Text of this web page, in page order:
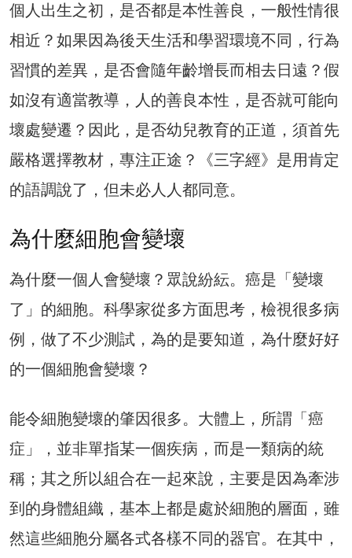
個人出生之初，是否都是本性善良，一般性情很
相近？如果因為後天生活和學習環境不同，行為
習慣的差異，是否會隨年齡增長而相去日遠？假
如沒有適當教導，人的善良本性，是否就可能向
壞處變遷？因此，是否幼兒教育的正道，須首先
嚴格選擇教材，專注正途？《三字經》是用肯定
的語調說了，但未必人人都同意。
為什麼細胞會變壞
為什麼一個人會變壞？眾說紛紜。癌是「變壞
了」的細胞。科學家從多方面思考，檢視很多病
例，做了不少測試，為的是要知道，為什麼好好
的一個細胞會變壞？
能令細胞變壞的肇因很多。大體上，所謂「癌
症」，並非單指某一個疾病，而是一類病的統
稱；其之所以組合在一起來說，主要是因為牽涉
到的身體組織，基本上都是處於細胞的層面，雖
然這些細胞分屬各式各樣不同的器官。在其中，